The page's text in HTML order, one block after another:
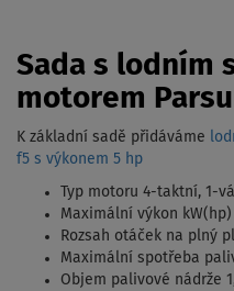
Sada s lodním
motorem
K základní sadě přidáváme
f5 s výkonem 5 hp
Typ motoru 4-taktní, 1-
Maximální výkon kW(hp)
Rozsah otáček na plný
Maximální spotřeba
Objem palivové nádrže